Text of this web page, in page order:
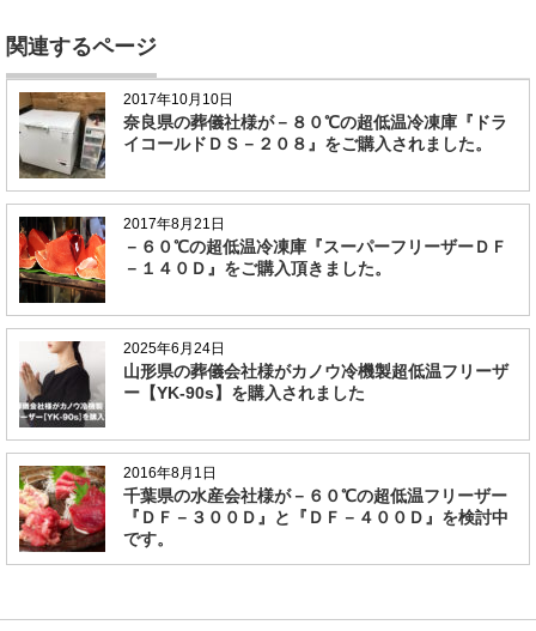
関連するページ
2017年10月10日
奈良県の葬儀社様が－８０℃の超低温冷凍庫『ドラ
イコールドＤＳ－２０８』をご購入されました。
2017年8月21日
－６０℃の超低温冷凍庫『スーパーフリーザーＤＦ
－１４０Ｄ』をご購入頂きました。
2025年6月24日
山形県の葬儀会社様がカノウ冷機製超低温フリーザ
ー【YK-90s】を購入されました
2016年8月1日
千葉県の水産会社様が－６０℃の超低温フリーザー
『ＤＦ－３００Ｄ』と『ＤＦ－４００Ｄ』を検討中
です。